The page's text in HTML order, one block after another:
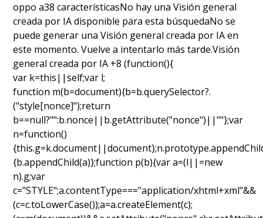
oppo a38 característicasNo hay una Visión general
creada por IA disponible para esta búsquedaNo se
puede generar una Visión general creada por IA en
este momento. Vuelve a intentarlo más tarde.Visión
general creada por IA +8 (function(){
var k=this||self;var l;
function m(b=document){b=b.querySelector?.
("style[nonce]");return
b==null?"":b.nonce||b.getAttribute("nonce")||""};var
n=function()
{b.appendChild(a)};function p(b){var a=(l||=new
n).g;var
c="STYLE";a.contentType==="application/xhtml+xml"&&
(c=c.toLowerCase());a=a.createElement(c);